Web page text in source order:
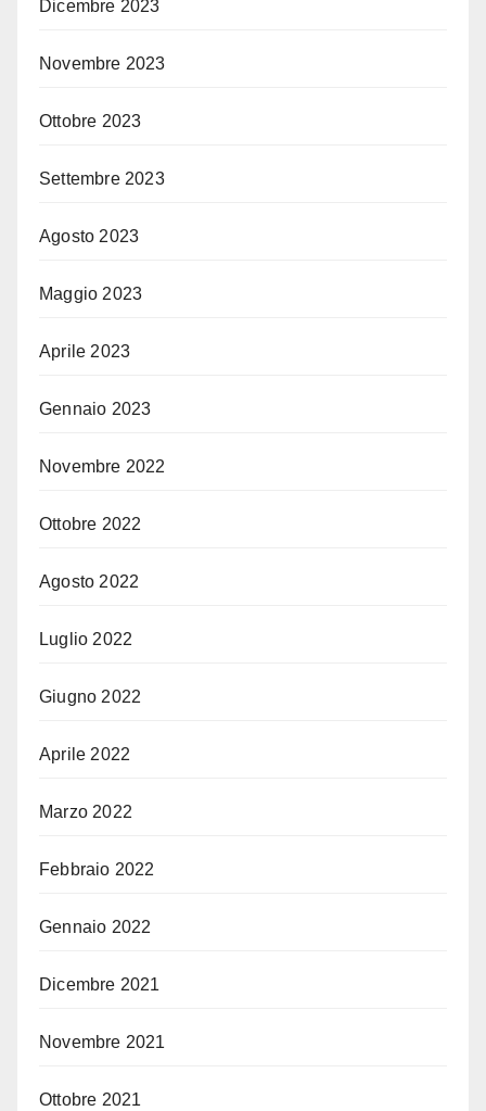
Dicembre 2023
Novembre 2023
Ottobre 2023
Settembre 2023
Agosto 2023
Maggio 2023
Aprile 2023
Gennaio 2023
Novembre 2022
Ottobre 2022
Agosto 2022
Luglio 2022
Giugno 2022
Aprile 2022
Marzo 2022
Febbraio 2022
Gennaio 2022
Dicembre 2021
Novembre 2021
Ottobre 2021